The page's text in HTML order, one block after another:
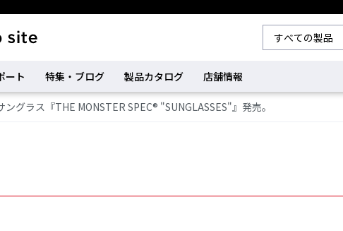
ート 特集・ブログ 製品カタログ 店舗情報
グラス『THE MONSTER SPEC® "SUNGLASSES"』発売。